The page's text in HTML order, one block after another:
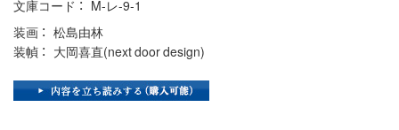
文庫コード
M-レ-9-1
装画
松島由林
装幀
大岡喜直(next door design)